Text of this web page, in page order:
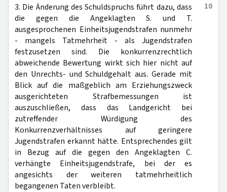
10
3. Die Änderung des Schuldspruchs führt dazu, dass
die gegen die Angeklagten S. und T.
ausgesprochenen Einheitsjugendstrafen nunmehr
- mangels Tatmehrheit - als Jugendstrafen
festzusetzen sind. Die konkurrenzrechtlich
abweichende Bewertung wirkt sich hier nicht auf
den Unrechts- und Schuldgehalt aus. Gerade mit
Blick auf die maßgeblich am Erziehungszweck
ausgerichteten Strafbemessungen ist
auszuschließen, dass das Landgericht bei
zutreffender Würdigung des
Konkurrenzverhältnisses auf geringere
Jugendstrafen erkannt hätte. Entsprechendes gilt
in Bezug auf die gegen den Angeklagten C.
verhängte Einheitsjugendstrafe, bei der es
angesichts der weiteren tatmehrheitlich
begangenen Taten verbleibt.